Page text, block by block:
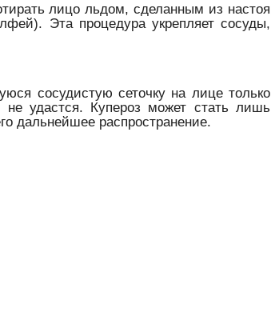
лицо льдом, сделанным из настоя
Эта процедура укрепляет сосуды,
сосудистую сеточку на лице только
не удастся. Купероз может стать лишь
дальнейшее распространение.